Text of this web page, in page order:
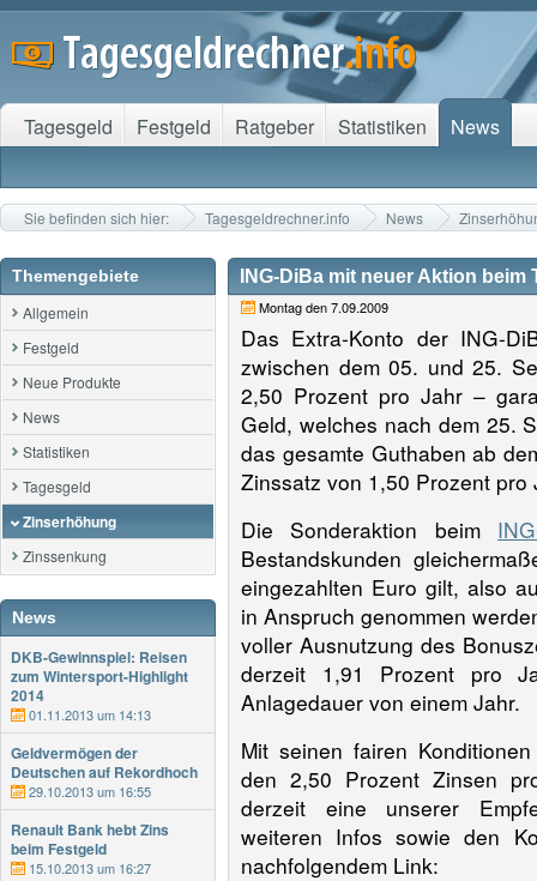
Sie befinden sich hier: Tagesgeldrechner.info News
Themengebiete
Allgemein
Festgeld
Neue Produkte
News
Statistiken
Tagesgeld
Zinserhöhung
Zinssenkung
News
DKB-Gewinnspiel: Reisen
zum Wintersport-Highlight
2014
01.11.2013 um 14:13
Geldvermögen der
Deutschen auf Rekordhoch
29.10.2013 um 16:55
Renault Bank hebt Zins
beim Festgeld
15.10.2013 um 16:27
ING-DiBa mit neuer Aktion beim
Montag den 7.09.2009
Das Extra-Konto der ING-
zwischen dem 05. und 25.
2,50 Prozent pro Jahr –
Geld, welches nach dem 25.
das gesamte Guthaben ab
Zinssatz von 1,50 Prozent pro
Die Sonderaktion beim
Bestandskunden
eingezahlten Euro gilt, also
in Anspruch genommen
voller Ausnutzung des
derzeit 1,91 Prozent pro
Anlagedauer von einem Jahr.
Mit seinen fairen
den 2,50 Prozent Zinsen
derzeit eine unserer
weiteren Infos sowie den
nachfolgendem Link:
Tagesgeld Festgeld Ratgeber Statistiken News